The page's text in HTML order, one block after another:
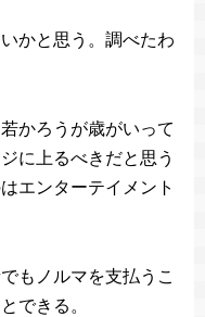
かと思う。調べたわ
かろうが歳がいって
に上るべきだと思う
エンターテイメント
もノルマを支払うこ
できる。